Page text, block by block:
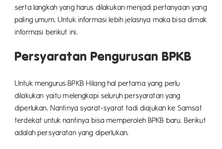
serta langkah yang harus dilakukan menjadi pertanyaan yang
paling umum. Untuk informasi lebih jelasnya maka bisa dimak
informasi berikut ini.
Persyaratan Pengurusan BPKB
Untuk mengurus BPKB Hilang hal pertama yang perlu
dilakukan yaitu melengkapi seluruh persyaratan yang
diperlukan. Nantinya syarat-syarat tadi diajukan ke Samsat
terdekat untuk nantinya bisa memperoleh BPKB baru. Berikut
adalah persyaratan yang diperlukan.